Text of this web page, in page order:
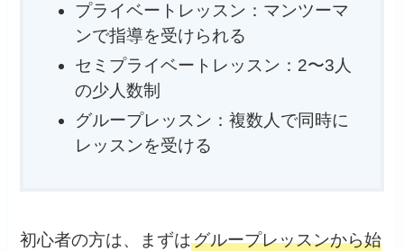
プライベートレッスン：マンツーマ
ンで指導を受けられる
セミプライベートレッスン：2〜3人
の少人数制
グループレッスン：複数人で同時に
レッスンを受ける
初心者の方は、まずはグループレッスンから始